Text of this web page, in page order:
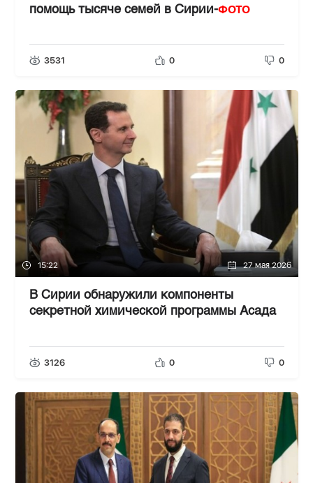
помощь тысяче семей в Сирии-ФОТО
3531 0 0
15:22 27 мая 2026
В Сирии обнаружили компоненты
секретной химической программы Асада
3126 0 0